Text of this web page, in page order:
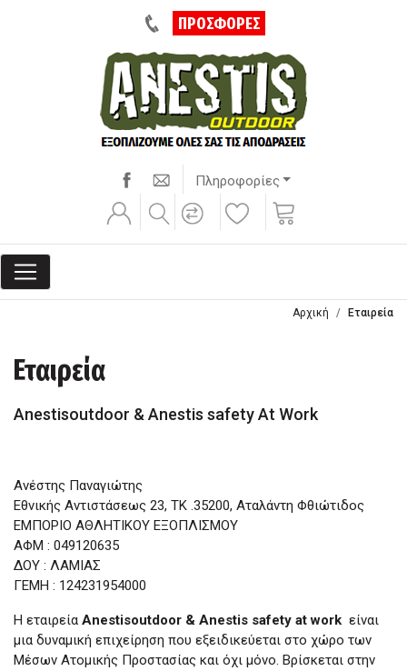
ΠΡΟΣΦΟΡΕΣ
Πληροφορίες
Αρχική Εταιρεία
Εταιρεία
Anestisoutdoor & Anestis safety At Work
Ανέστης Παναγιώτης
Εθνικής Αντιστάσεως 23, TK .35200, Αταλάντη Φθιώτιδος
ΕΜΠΟΡΙΟ ΑΘΛΗΤΙΚΟΥ ΕΞΟΠΛΙΣΜΟΥ
ΑΦΜ : 049120635
ΔΟΥ : ΛΑΜΙΑΣ
ΓΕΜΗ : 124231954000
Η εταιρεία Anestisoutdoor & Anestis safety at work είναι
μια δυναμική επιχείρηση που εξειδικεύεται στο χώρο των
Μέσων Ατομικής Προστασίας και όχι μόνο. Βρίσκεται στην